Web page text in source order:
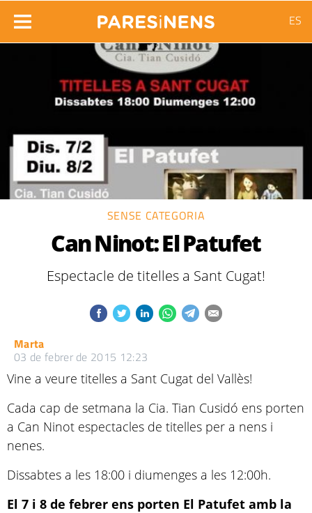
ES
SENSE CATEGORIA
Can Ninot: El Patufet
Espectacle de titelles a Sant Cugat!
Marta
03 de febrer de 2015 12:23
Vine a veure titelles a Sant Cugat del Vallès!
Cada cap de setmana la Cia. Tian Cusidó ens porten
a Can Ninot espectacles de titelles per a nens i
nenes.
Dissabtes a les 18:00 i diumenges a les 12:00h.
El 7 i 8 de febrer ens porten El Patufet amb la